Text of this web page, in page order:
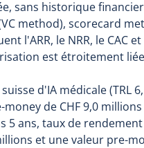
sans historique
method), scorecard
l'ARR, le NRR, le CAC
est étroitement
d'IA médicale (TRL
money de CHF 9,0
5 ans, taux de
et une valeur pre-